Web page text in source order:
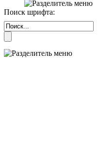
Поиск шрифта: